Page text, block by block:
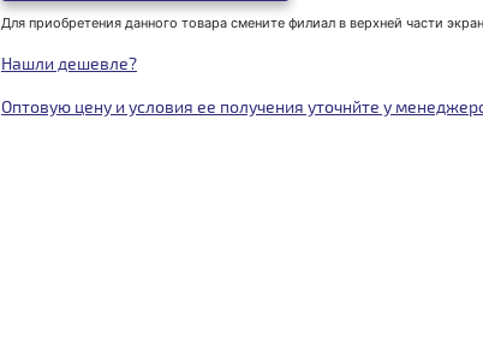
Для приобретения данного товара смените филиал в верхней части
Нашли дешевле?
Оптовую цену и условия ее получения уточнйте у